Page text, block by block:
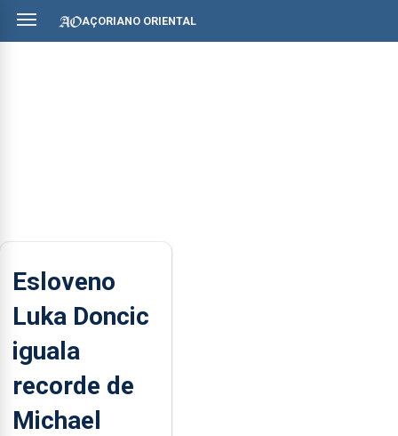
AÇORIANO ORIENTAL
Esloveno
Luka Doncic
iguala
recorde de
Michael